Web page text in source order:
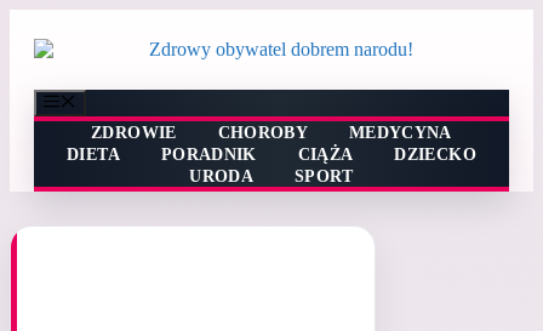
treści
ZDROWIE
CHOROBY
MEDYCYNA
DIETA
PORADNIK CIĄŻA
DZIECKO
URODA
SPORT